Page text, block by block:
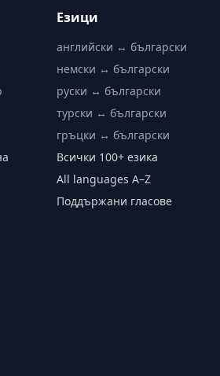
Езици
английски ↔ български
немски ↔ български
руски ↔ български
турски ↔ български
гръцки ↔ български
Всички 100+ езика
All languages A–Z
Поддържани гласове